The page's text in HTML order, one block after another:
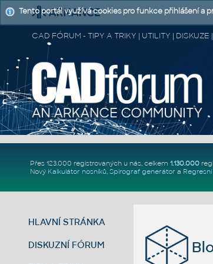
CAD FÓRUM - TIPY A TRIKY | UTILITY |
Přes 123.000 registrovaných u nás, celkem 1.130.000
Nový Kalkulátor nosníků, Spirograf generátor a
HLAVNÍ STRÁNKA
DISKUZNÍ FÓRUM
Tento portál využívá cookies pro funkce přihlášení a